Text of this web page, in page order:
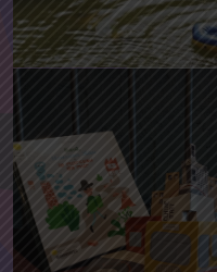
12 Juin 2021 16:30
ville en livres /
croqu’albums